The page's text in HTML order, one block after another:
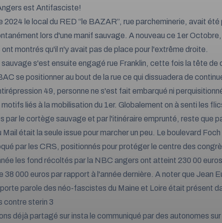
est Antifasciste!
2024 le local du RED “le BAZAR”, rue parcheminerie, avait été
lors d'une manif sauvage. A nouveau ce 1er Octobre,
ont montrés qu'il n'y avait pas de place pour l'extrême droite.
sauvage s'est ensuite engagé rue Franklin, cette fois la tête de
se positionner au bout de la rue ce qui dissuadera de
49, personne ne s'est fait embarqué ni
liés à la mobilisation du 1er. Globalement on à senti les
par le cortège sauvage et par l'itinéraire emprunté, reste que
Mail était la seule issue pour marcher un peu. Le boulevard
par les CRS, positionnés pour protéger le centre des
les fond récoltés par la NBC angers ont atteint 230 00
38 000 euros par rapport à l'année dernière. A noter que Jean
parole des néo-fascistes du Maine et Loire était présent
déjà partagé sur insta le communiqué par des autonomes sur